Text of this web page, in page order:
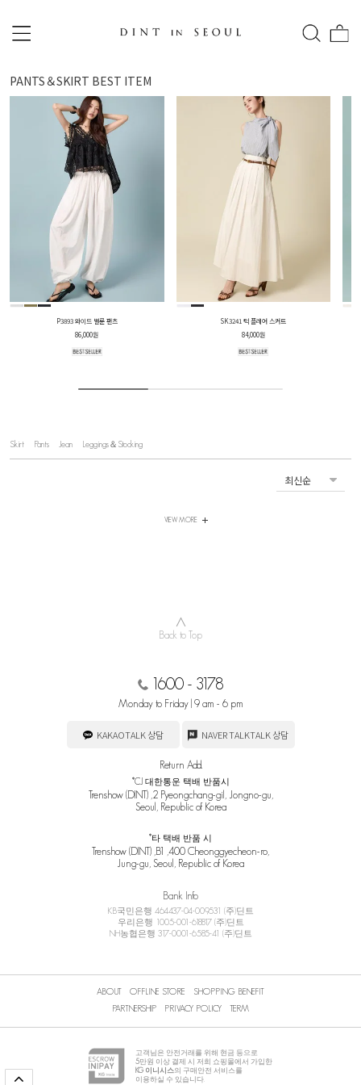
PANTS＆SKIRT BEST ITEM
P3893 와이드 벌룬 팬츠
86,000원
SK3241 턱 플레어 스커트
84,000원
Skirt Pants Jean Leggings＆Stocking
VIEW MORE
∧
Back to Top
1600 - 3178
Monday to Friday | 9 am - 6 pm
KAKAOTALK 상담 NAVER TALKTALK 상담
Return Add.
*CJ 대한통운 택배 반품시
Trenshow (DINT) ,2 Pyeongchang-gil, Jongno-gu,
Seoul, Republic of Korea
*타 택배 반품 시
Trenshow (DINT) ,B1 ,400 Cheonggyecheon-ro,
Jung-gu, Seoul, Republic of Korea
Bank Info
KB국민은행 464437-04-009531 (주)딘트
우리은행 1005-001-618817 (주)딘트
NH농협은행 317-0001-6585-41 (주)딘트
ABOUT OFFLINE STORE
SHOPPING BENEFIT
PARTNERSHIP
PRIVACY POLICY TERM
고객님은 안전거래를 위해 현금 등으로
5만원 이상 결제 시 저희 쇼핑몰에서 가입한
KG 이니시스의 구매안전 서비스를
이용하실 수 있습니다.